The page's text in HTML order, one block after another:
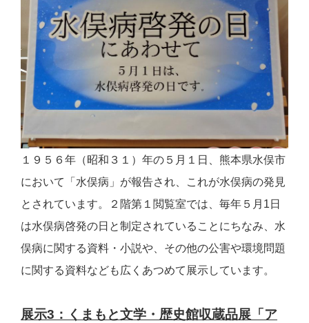
１９５６年（昭和３１）年の５月１日、熊本県水俣市
において「水俣病」が報告され、これが水俣病の発見
とされています。２階第１閲覧室では、毎年５月1日
は水俣病啓発の日と制定されていることにちなみ、水
俣病に関する資料・小説や、その他の公害や環境問題
に関する資料なども広くあつめて展示しています。
展示3：くまもと文学・歴史館収蔵品展「ア